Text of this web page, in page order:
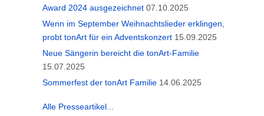
Award 2024 ausgezeichnet 07.10.2025
Wenn im September Weihnachtslieder erklingen,
probt tonArt für ein Adventskonzert 15.09.2025
Neue Sängerin bereicht die tonArt-Familie
15.07.2025
Sommerfest der tonArt Familie 14.06.2025
Alle Presseartikel...